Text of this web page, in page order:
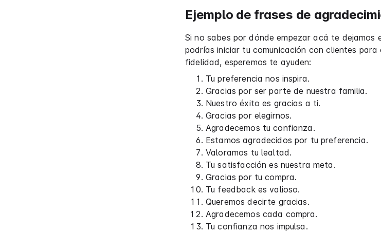
Ejemplo de frases de
Si no sabes por dónde empezar acá te dejamos
podrías iniciar tu comunicación con clientes
fidelidad, esperemos te ayuden:
Tu preferencia nos inspira.
Gracias por ser parte de nuestra familia.
Nuestro éxito es gracias a ti.
Gracias por elegirnos.
Agradecemos tu confianza.
Estamos agradecidos por tu preferencia.
Valoramos tu lealtad.
Tu satisfacción es nuestra meta.
Gracias por tu compra.
Tu feedback es valioso.
Queremos decirte gracias.
Agradecemos cada compra.
Tu confianza nos impulsa.